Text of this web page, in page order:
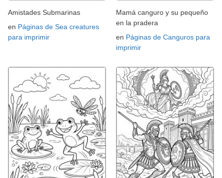
Amistades Submarinas
en Páginas de Sea creatures
para imprimir
Mamá canguro y su pequeño
en la pradera
en Páginas de Canguros para
imprimir